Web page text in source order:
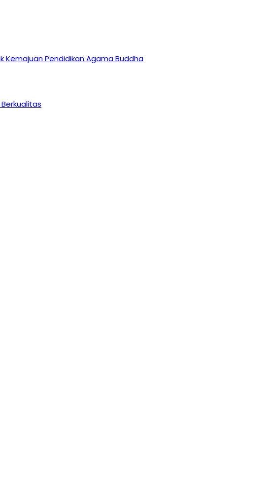
Kemajuan Pendidikan Agama Buddha